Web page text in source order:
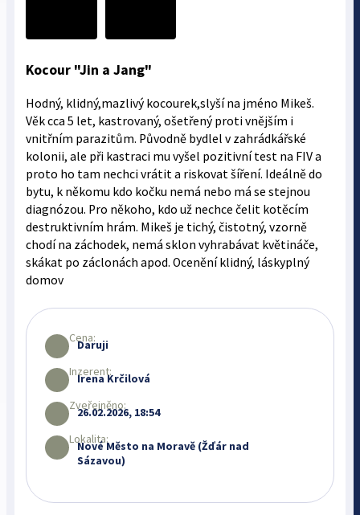
Kocour "Jin a Jang"
Hodný, klidný,mazlivý kocourek,slyší na jméno Mikeš.
Věk cca 5 let, kastrovaný, ošetřený proti vnějším i
vnitřním parazitům. Původně bydlel v zahrádkářské
kolonii, ale při kastraci mu vyšel pozitivní test na FIV a
proto ho tam nechci vrátit a riskovat šíření. Ideálně do
bytu, k někomu kdo kočku nemá nebo má se stejnou
diagnózou. Pro někoho, kdo už nechce čelit kotěcím
destruktivním hrám. Mikeš je tichý, čistotný, vzorně
chodí na záchodek, nemá sklon vyhrabávat květináče,
skákat po záclonách apod. Ocenění klidný, láskyplný
domov
Cena:
Daruji
Inzerent:
Irena Krčilová
Zveřejněno:
26.02.2026, 18:54
Lokalita:
Nové Město na Moravě (Žďár nad
Sázavou)